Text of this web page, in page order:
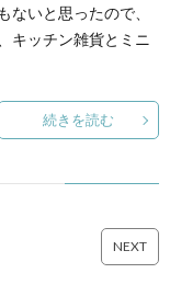
いと思ったので、
キッチン雑貨とミニ
続きを読む
NEXT